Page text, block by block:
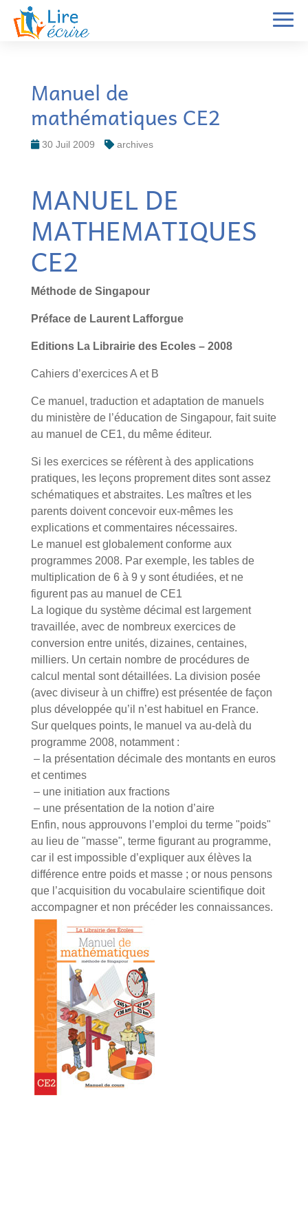
Manuel de
mathématiques CE2
30 Juil 2009 archives
MANUEL DE
MATHEMATIQUES
CE2
Méthode de Singapour
Préface de Laurent Lafforgue
Editions La Librairie des Ecoles – 2008
Cahiers d’exercices A et B
Ce manuel, traduction et adaptation de manuels
du ministère de l’éducation de Singapour, fait suite
au manuel de CE1, du même éditeur.
Si les exercices se réfèrent à des applications
pratiques, les leçons proprement dites sont assez
schématiques et abstraites. Les maîtres et les
parents doivent concevoir eux-mêmes les
explications et commentaires nécessaires.
Le manuel est globalement conforme aux
programmes 2008. Par exemple, les tables de
multiplication de 6 à 9 y sont étudiées, et ne
figurent pas au manuel de CE1
La logique du système décimal est largement
travaillée, avec de nombreux exercices de
conversion entre unités, dizaines, centaines,
milliers. Un certain nombre de procédures de
calcul mental sont détaillées. La division posée
(avec diviseur à un chiffre) est présentée de façon
plus développée qu’il n’est habituel en France.
Sur quelques points, le manuel va au-delà du
programme 2008, notamment :
– la présentation décimale des montants en euros
et centimes
– une initiation aux fractions
– une présentation de la notion d’aire
Enfin, nous approuvons l’emploi du terme "poids"
au lieu de "masse", terme figurant au programme,
car il est impossible d’expliquer aux élèves la
différence entre poids et masse ; or nous pensons
que l’acquisition du vocabulaire scientifique doit
accompagner et non précéder les connaissances.